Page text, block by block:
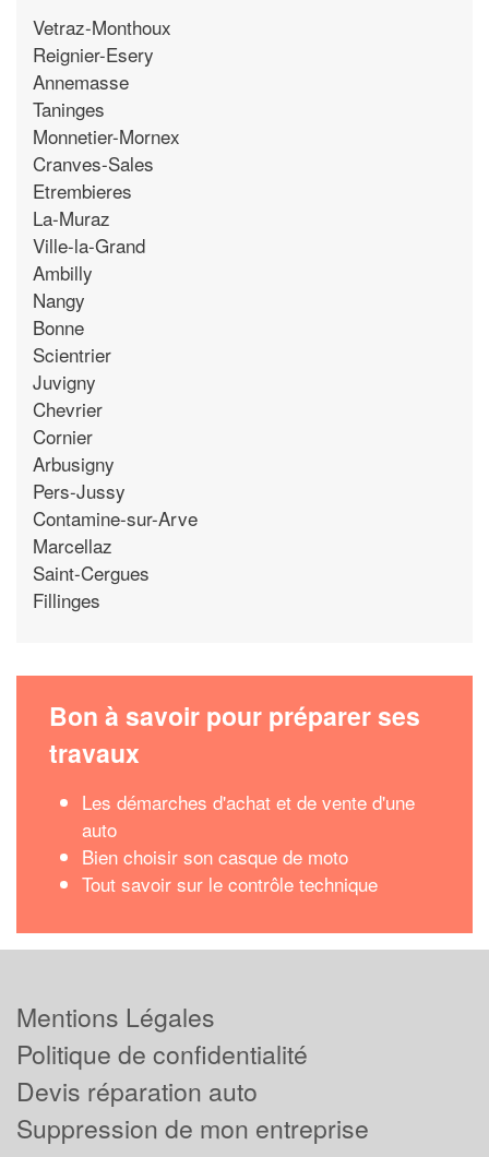
Vetraz-Monthoux
Reignier-Esery
Annemasse
Taninges
Monnetier-Mornex
Cranves-Sales
Etrembieres
La-Muraz
Ville-la-Grand
Ambilly
Nangy
Bonne
Scientrier
Juvigny
Chevrier
Cornier
Arbusigny
Pers-Jussy
Contamine-sur-Arve
Marcellaz
Saint-Cergues
Fillinges
Bon à savoir pour préparer ses
travaux
Les démarches d'achat et de vente d'une
auto
Bien choisir son casque de moto
Tout savoir sur le contrôle technique
Mentions Légales
Politique de confidentialité
Devis réparation auto
Suppression de mon entreprise